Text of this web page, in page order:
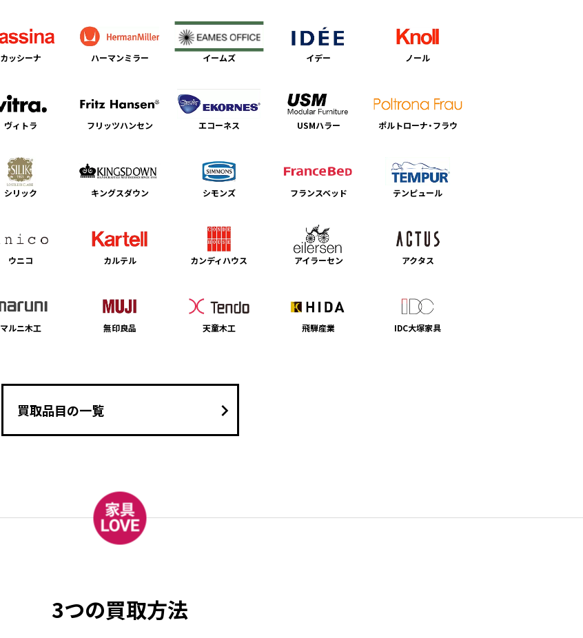
カッシーナ ハーマンミラー イームズ イデー ノール
ヴィトラ フリッツハンセン エコーネス USMハラー ポルトローナ・フラウ
シリック キングスダウン シモンズ フランスベッド テンピュール
ウニコ カルテル カンディハウス アイラーセン アクタス
マルニ木工 無印良品 天童木工 飛騨産業 IDC大塚家具
買取品目の一覧 keyboard_arrow_right
3つの買取方法